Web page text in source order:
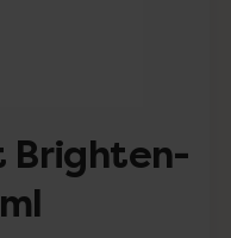
Brighten-